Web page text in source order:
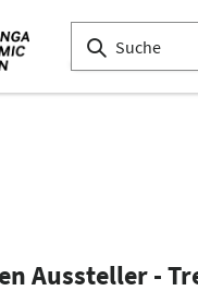
Aussteller -